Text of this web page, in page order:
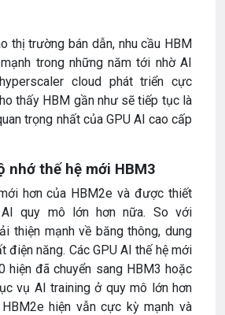
thị trường bán dẫn, nhu cầu HBM
trong những năm tới nhờ AI
cloud phát triển cực
thấy HBM gần như sẽ tiếp tục là
trọng nhất của GPU AI cao cấp
nhớ thế hệ mới HBM3
hơn của HBM2e và được thiết
quy mô lớn hơn nữa. So với
thiện mạnh về băng thông, dung
điện năng. Các GPU AI thế hệ mới
hiện đã chuyển sang HBM3 hoặc
vụ AI training ở quy mô lớn hơn
HBM2e hiện vẫn cực kỳ mạnh và